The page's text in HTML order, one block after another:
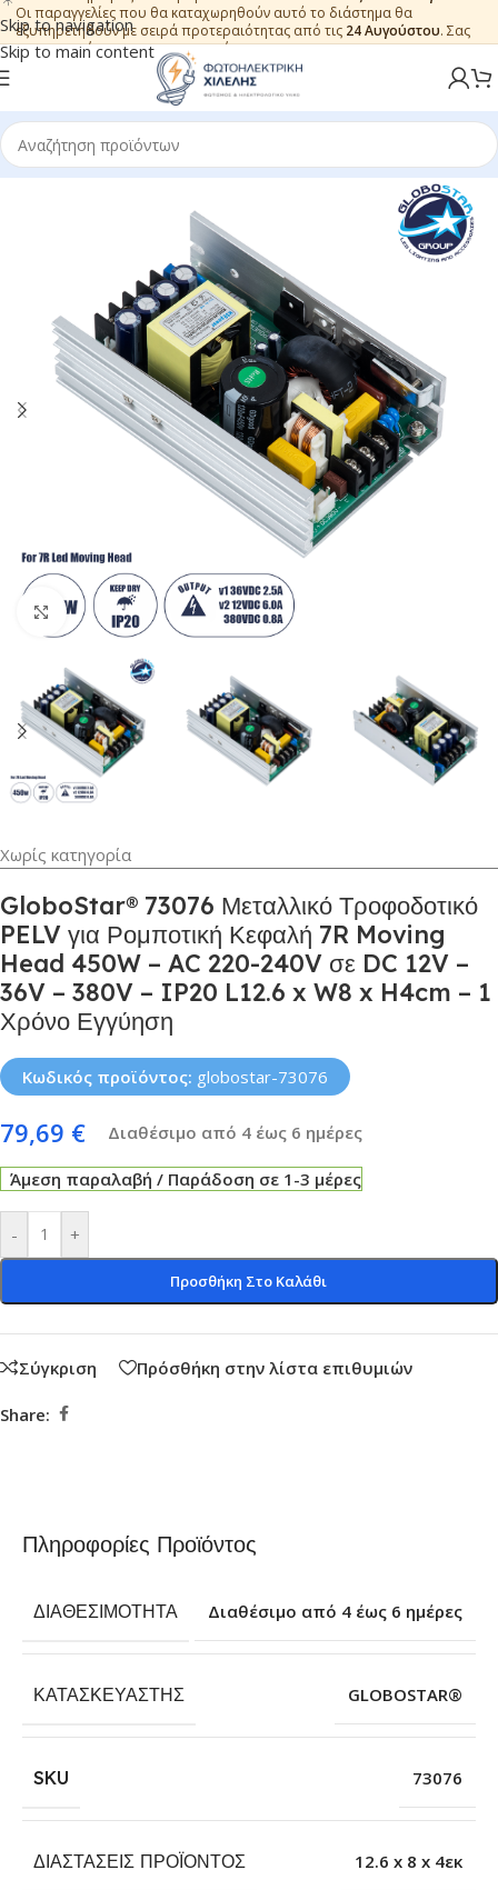
Skip to navigation
Skip to main content
Οι παραγγελίες που θα καταχωρηθούν αυτό το διάστημα θα
εξυπηρετηθούν με σειρά προτεραιότητας από τις 24 Αυγούστου. Σας
ευχαριστούμε για την εμπιστοσύνη.
Κλικ για μεγέθυνση
Χωρίς κατηγορία
GloboStar® 73076 Μεταλλικό Τροφοδοτικό
PELV για Ρομποτική Κεφαλή 7R Moving
Head 450W – AC 220-240V σε DC 12V –
36V – 380V – IP20 L12.6 x W8 x H4cm – 1
Χρόνο Εγγύηση
Κωδικός προϊόντος: globostar-73076
79,69 € Διαθέσιμο από 4 έως 6 ημέρες
Άμεση παραλαβή / Παράδοση σε 1-3 μέρες
- +
Προσθήκη Στο Καλάθι
Σύγκριση Πρόσθήκη στην λίστα επιθυμιών
Share:
Πληροφορίες Προϊόντος
ΔΙΑΘΕΣΙΜΌΤΗΤΑ Διαθέσιμο από 4 έως 6 ημέρες
ΚΑΤΑΣΚΕΥΑΣΤΉΣ GLOBOSTAR®
SKU 73076
ΔΙΑΣΤΆΣΕΙΣ ΠΡΟΪΌΝΤΟΣ 12.6 x 8 x 4εκ